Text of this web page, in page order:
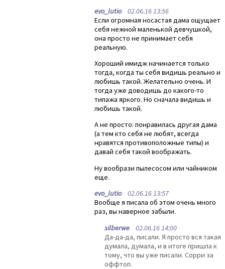
evo_lutio02.06.16 13:56
Если огромная носастая дама ощущает
себя нежной маленькой девчушкой,
она просто не принимает себя
реальную.
Хороший имидж начинается только
тогда, когда ты себя видишь реально и
любишь такой. Желательно очень. И
тогда уже доводишь до какого-то
типажа яркого. Но сначала видишь и
любишь такой.
А не просто: понравилась другая дама
(а тем кто себя не любят, всегда
нравятся противоположные типы) и
давай себя такой воображать.
Ну вообрази пылесосом или чайником
еще.
evo_lutio02.06.16 13:57
Вообще я писала об этом очень много
раз, вы наверное забыли.
silberwe 02.06.16 14:00
Да-да-да, писали. Я просто вся такая
думала, думала, и в итоге пришла к
тому, что вы уже писали. Сорри за
оффтоп.